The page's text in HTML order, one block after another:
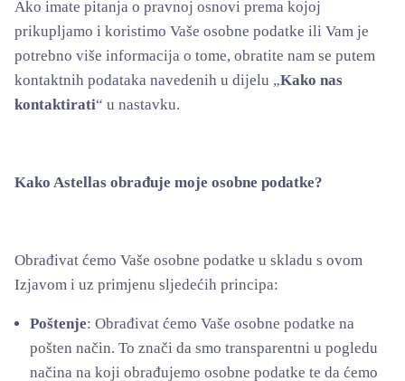
Ako imate pitanja o pravnoj osnovi prema kojoj
prikupljamo i koristimo Vaše osobne podatke ili Vam je
potrebno više informacija o tome, obratite nam se putem
kontaktnih podataka navedenih u dijelu „Kako nas
kontaktirati“ u nastavku.
Kako Astellas obrađuje moje osobne podatke?
Obrađivat ćemo Vaše osobne podatke u skladu s ovom
Izjavom i uz primjenu sljedećih principa:
Poštenje: Obrađivat ćemo Vaše osobne podatke na
pošten način. To znači da smo transparentni u pogledu
načina na koji obrađujemo osobne podatke te da ćemo